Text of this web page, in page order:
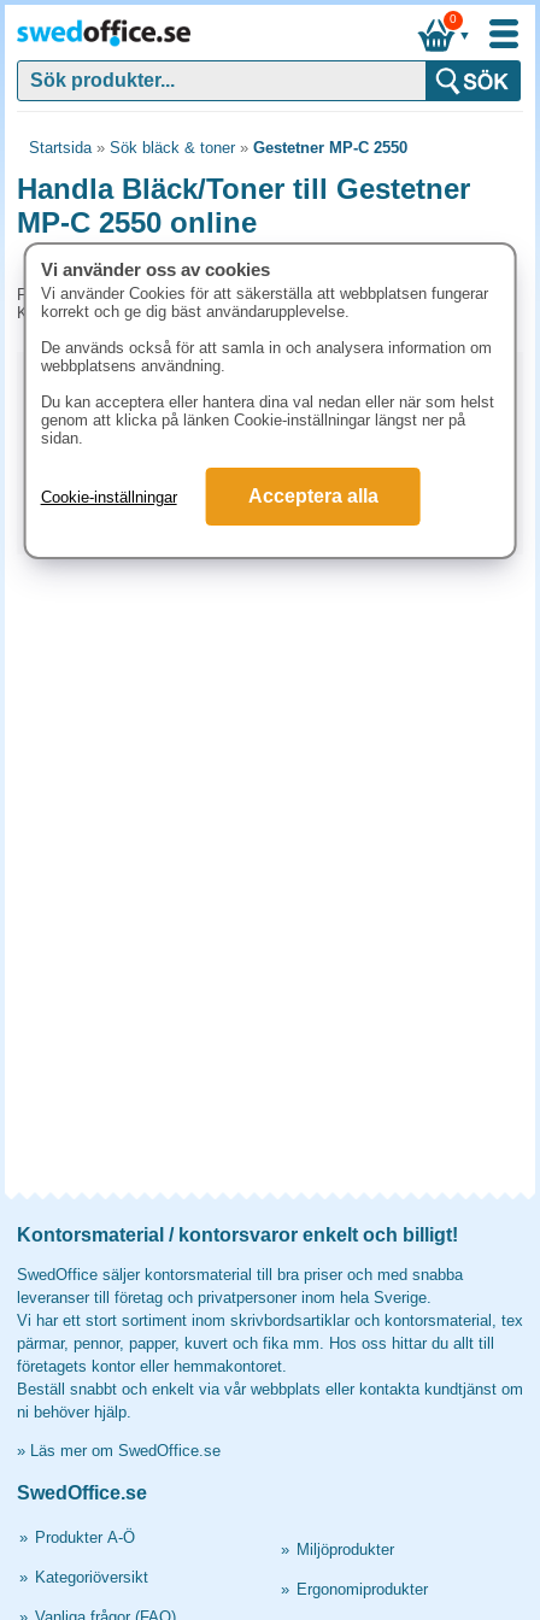
▼
0
Startsida» Sök bläck & toner» Gestetner MP-C 2550
Handla Bläck/Toner till Gestetner
MP-C 2550 online
För tillfället har vi inga produkter kopplade till denna maskin.
Kontakta kundtjänst på tel. 08-24 50 55 för mer information.
Vitt papper Färgat papper Premiumpapper
Laserark och BG-talonger
Kontorsmaterial / kontorsvaror enkelt och billigt!
SwedOffice säljer kontorsmaterial till bra priser och med snabba
leveranser till företag och privatpersoner inom hela Sverige.
Vi har ett stort sortiment inom skrivbordsartiklar och kontorsmaterial, tex
pärmar, pennor, papper, kuvert och fika mm. Hos oss hittar du allt till
företagets kontor eller hemmakontoret.
Beställ snabbt och enkelt via vår webbplats eller kontakta kundtjänst om
ni behöver hjälp.
» Läs mer om SwedOffice.se
SwedOffice.se
» Produkter A-Ö
» Kategoriöversikt
» Miljöprodukter
» Ergonomiprodukter
Vi använder oss av cookies
Vi använder Cookies för att säkerställa att webbplatsen fungerar
korrekt och ge dig bäst användarupplevelse.
De används också för att samla in och analysera information om
webbplatsens användning.
Du kan acceptera eller hantera dina val nedan eller när som helst
genom att klicka på länken Cookie-inställningar längst ner på
sidan.
Cookie-inställningar Acceptera alla